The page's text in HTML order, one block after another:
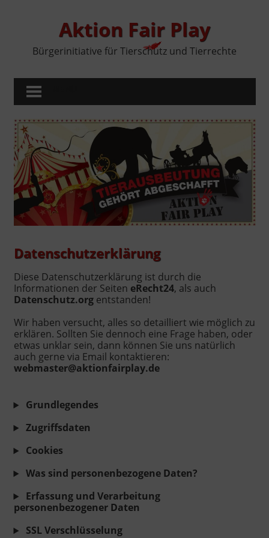
Aktion Fair Play
Bürgerinitiative für Tierschutz und Tierrechte
Datenschutzerklärung
Diese Datenschutzerklärung ist durch die
Informationen der Seiten eRecht24, als auch
Datenschutz.orgentstanden!
Wir haben versucht, alles so detailliert wie möglich zu
erklären. Sollten Sie dennoch eine Frage haben, oder
etwas unklar sein, dann können Sie uns natürlich
auch gerne via Email kontaktieren:
webmaster@aktionfairplay.de
Grundlegendes
Zugriffsdaten
Cookies
Was sind personenbezogene Daten?
Erfassung und Verarbeitung
personenbezogener Daten
SSL Verschlüsselung